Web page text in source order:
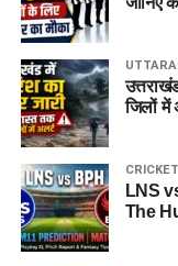
जिलों में
CRICKET
LNS
The